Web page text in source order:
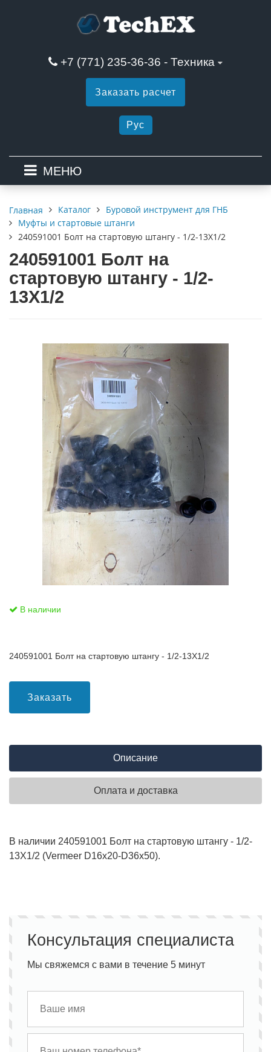
+7 (771) 235-36-36 - Техника
Заказать расчет
Рус
МЕНЮ
Главная Каталог
Буровой инструмент для ГНБ
Муфты и стартовые штанги
240591001 Болт на стартовую штангу - 1/2-13Х1/2
240591001 Болт на
стартовую штангу - 1/2-
13Х1/2
В наличии
240591001 Болт на стартовую штангу - 1/2-13Х1/2
Заказать
Описание
Оплата и доставка
В наличии 240591001 Болт на стартовую штангу - 1/2-
13Х1/2 (Vermeer D16x20-D36x50).
Консультация специалиста
Мы свяжемся с вами в течение 5 минут